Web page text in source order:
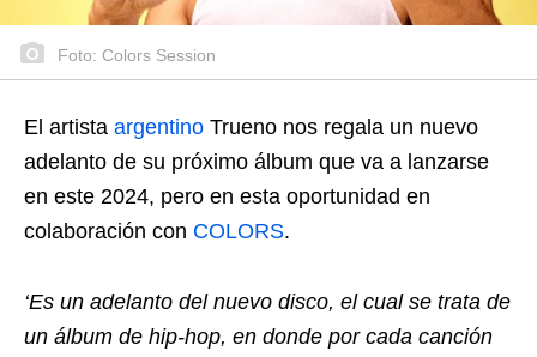
Foto: Colors Session
El artista argentino Trueno nos regala un nuevo
adelanto de su próximo álbum que va a lanzarse
en este 2024, pero en esta oportunidad en
colaboración con COLORS.
‘Es un adelanto del nuevo disco, el cual se trata de
un álbum de hip-hop, en donde por cada canción